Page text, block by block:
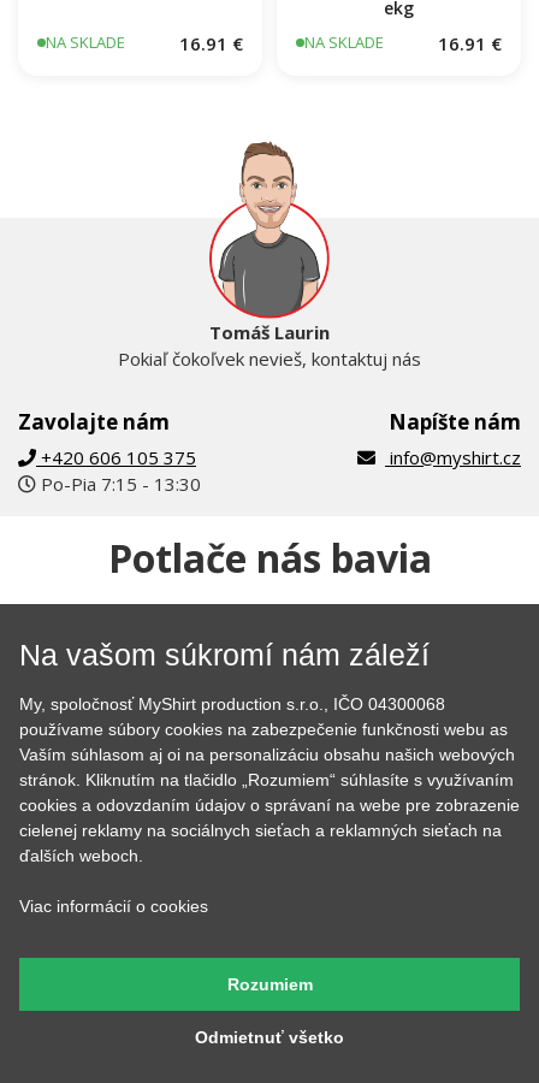
NA SKLADE 16.91 €
ekg
NA SKLADE 16.91 €
Zavolajte nám
+420 606 105 375
Po-Pia 7:15 - 13:30
Tomáš Laurin
Pokiaľ čokoľvek nevieš, kontaktuj nás
Napíšte nám
info@myshirt.cz
Potlače nás bavia
tričkami a mikinami. Začali sme doma v kuchyni a dnes je nás
sme neuveriteľne rýchli.
budete volať, bude na
druhom konci. Má starosť
väčšinu potlačí a grafík
žehliť, tak pripravuje
motívy, aby ste mali z čoho
Na vašom súkromí nám záleží
My, spoločnosť MyShirt production s.r.o., IČO 04300068
používame súbory cookies na zabezpečenie funkčnosti webu as
Vaším súhlasom aj oi na personalizáciu obsahu našich webových
stránok. Kliknutím na tlačidlo „Rozumiem“ súhlasíte s využívaním
cookies a odovzdaním údajov o správaní na webe pre zobrazenie
cielenej reklamy na sociálnych sieťach a reklamných sieťach na
ďalších weboch.
Viac informácií o cookies
Odmietnuť všetko
Rozumiem